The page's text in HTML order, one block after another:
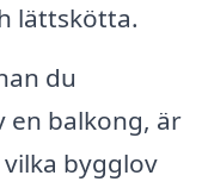
lättskötta.
du
en balkong, är
bygglov